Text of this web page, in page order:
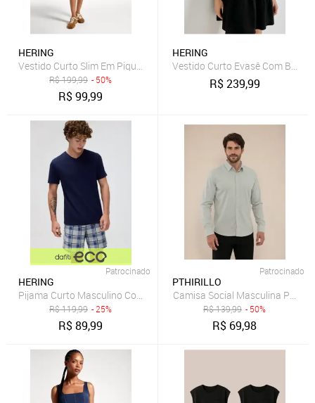
HERING
Vestido Curto Slim Em Piquet - Marrom XG
R$199,99 - 50%
R$99,99
HERING
Vestido Curto Evasê Com
R$239,99
Patrocinado
HERING
Pijama Curto Masculino Com Samba Canção Hering
R$119,99 - 25%
R$89,99
Patrocinado
PTHIRILLO
R$139,99 - 50%
R$ 69,98